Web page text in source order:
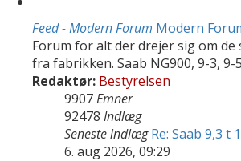
Feed - Modern Forum Modern
Forum for alt der drejer sig om de
fra fabrikken. Saab NG900, 9-3, 9-
Redaktør: Bestyrelsen
9907Emner
92478 Indlæg
Seneste indlæg Re: Saab 9,3 t
6. aug 2026, 09:29